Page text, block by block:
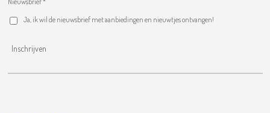
Ja, ik wil de nieuwsbrief met aanbiedingen en nieuwtjes ontvangen!
Inschrijven